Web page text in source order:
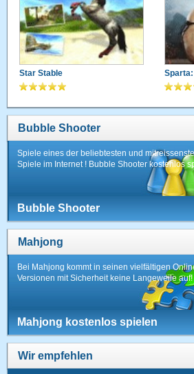
Star Stable
Bubble Shooter
Spiele eines der beliebtesten und
Spiele im Internet ! Bubble Shooter kostenlos
Bubble Shooter
Mahjong
Bei Mahjong kommt in seinen vielfältigen
Versionen mit Sicherheit keine Langeweile auf!
Mahjong kostenlos spielen
Wir empfehlen